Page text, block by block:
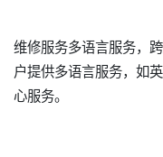
维修服务多语言服务，
户提供多语言服务，如
心服务。